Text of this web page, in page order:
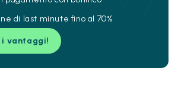
di last minute fino al 70%
vantaggi!